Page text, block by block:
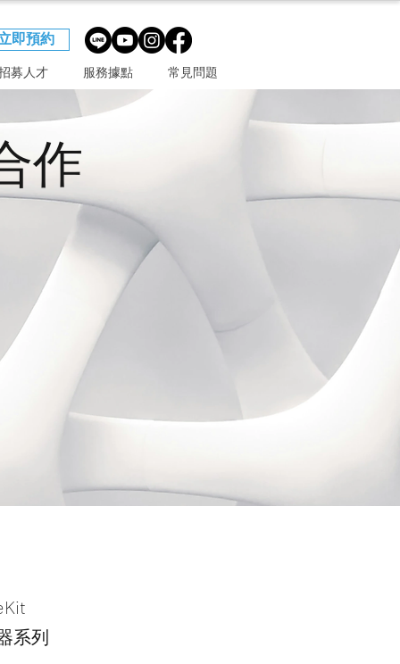
即預約
募人才 服務據點 常見問題
作
系列